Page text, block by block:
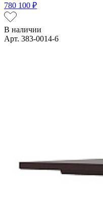
780 100 ₽
В наличии
Арт. 383-0014-6